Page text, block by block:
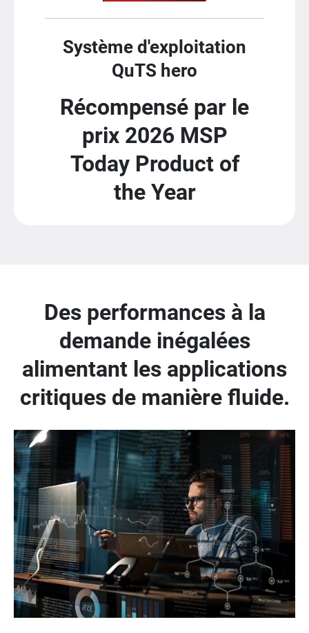
Système d'exploitation
QuTS hero
Récompensé par le
prix 2026 MSP
Today Product of
the Year
Des performances à la
demande inégalées
alimentant les applications
critiques de manière fluide.